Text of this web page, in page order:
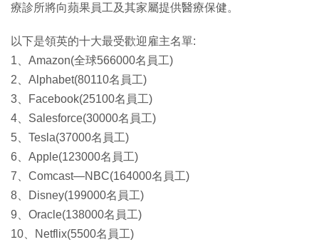
療診所將向蘋果員工及其家屬提供醫療保健。
以下是領英的十大最受歡迎雇主名單:
1、Amazon(全球566000名員工)
2、Alphabet(80110名員工)
3、Facebook(25100名員工)
4、Salesforce(30000名員工)
5、Tesla(37000名員工)
6、Apple(123000名員工)
7、Comcast—NBC(164000名員工)
8、Disney(199000名員工)
9、Oracle(138000名員工)
10、Netflix(5500名員工)